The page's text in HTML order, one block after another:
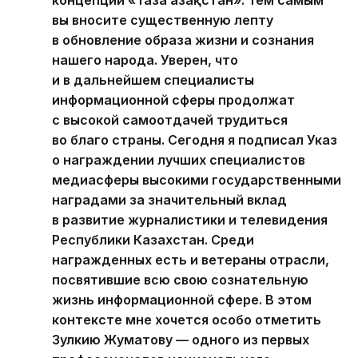
вы вносите существенную лепту
в обновление образа жизни и сознания
нашего народа. Уверен, что
и в дальнейшем специалисты
информационной сферы продолжат
с высокой самоотдачей трудиться
во благо страны. Сегодня я подписал Указ
о награждении лучших специалистов
медиасферы высокими государственными
наградами за значительный вклад
в развитие журналистики и телевидения
Республики Казахстан. Среди
награжденных есть и ветераны отрасли,
посвятившие всю свою сознательную
жизнь информационной сфере. В этом
контексте мне хочется особо отметить
Зулкию Жуматову — одного из первых